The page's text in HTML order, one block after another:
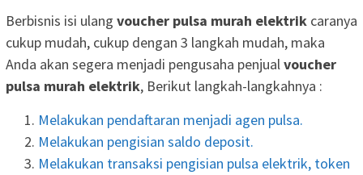
Berbisnis isi ulang voucher pulsa murah elektrik caranya
cukup mudah, cukup dengan 3 langkah mudah, maka
Anda akan segera menjadi pengusaha penjualvoucher
pulsa murah elektrik, Berikut langkah-langkahnya :
Melakukan pendaftaran menjadi agen pulsa.
Melakukan pengisian saldo deposit.
Melakukan transaksi pengisian pulsa elektrik, token